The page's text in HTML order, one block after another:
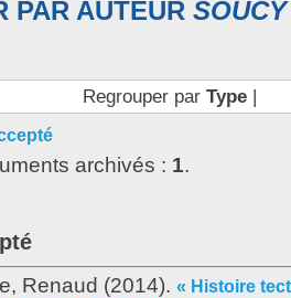
PAR AUTEUR
Regrouper par Type|
archivés : 1.
Renaud (2014). « Histoire